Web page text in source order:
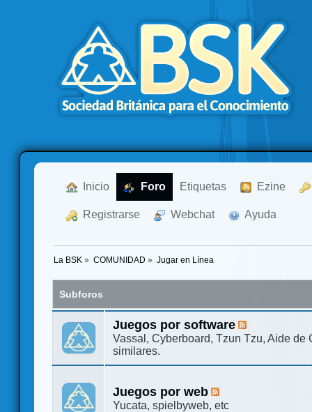
Inicio Foro Etiquetas Ezine
Registrarse Webchat Ayuda
La BSK » COMUNIDAD » Jugar en Línea
Subforos
Juegos por software
Vassal, Cyberboard, Tzun Tzu, Aide de
similares.
Juegos por web
Yucata, spielbyweb, etc